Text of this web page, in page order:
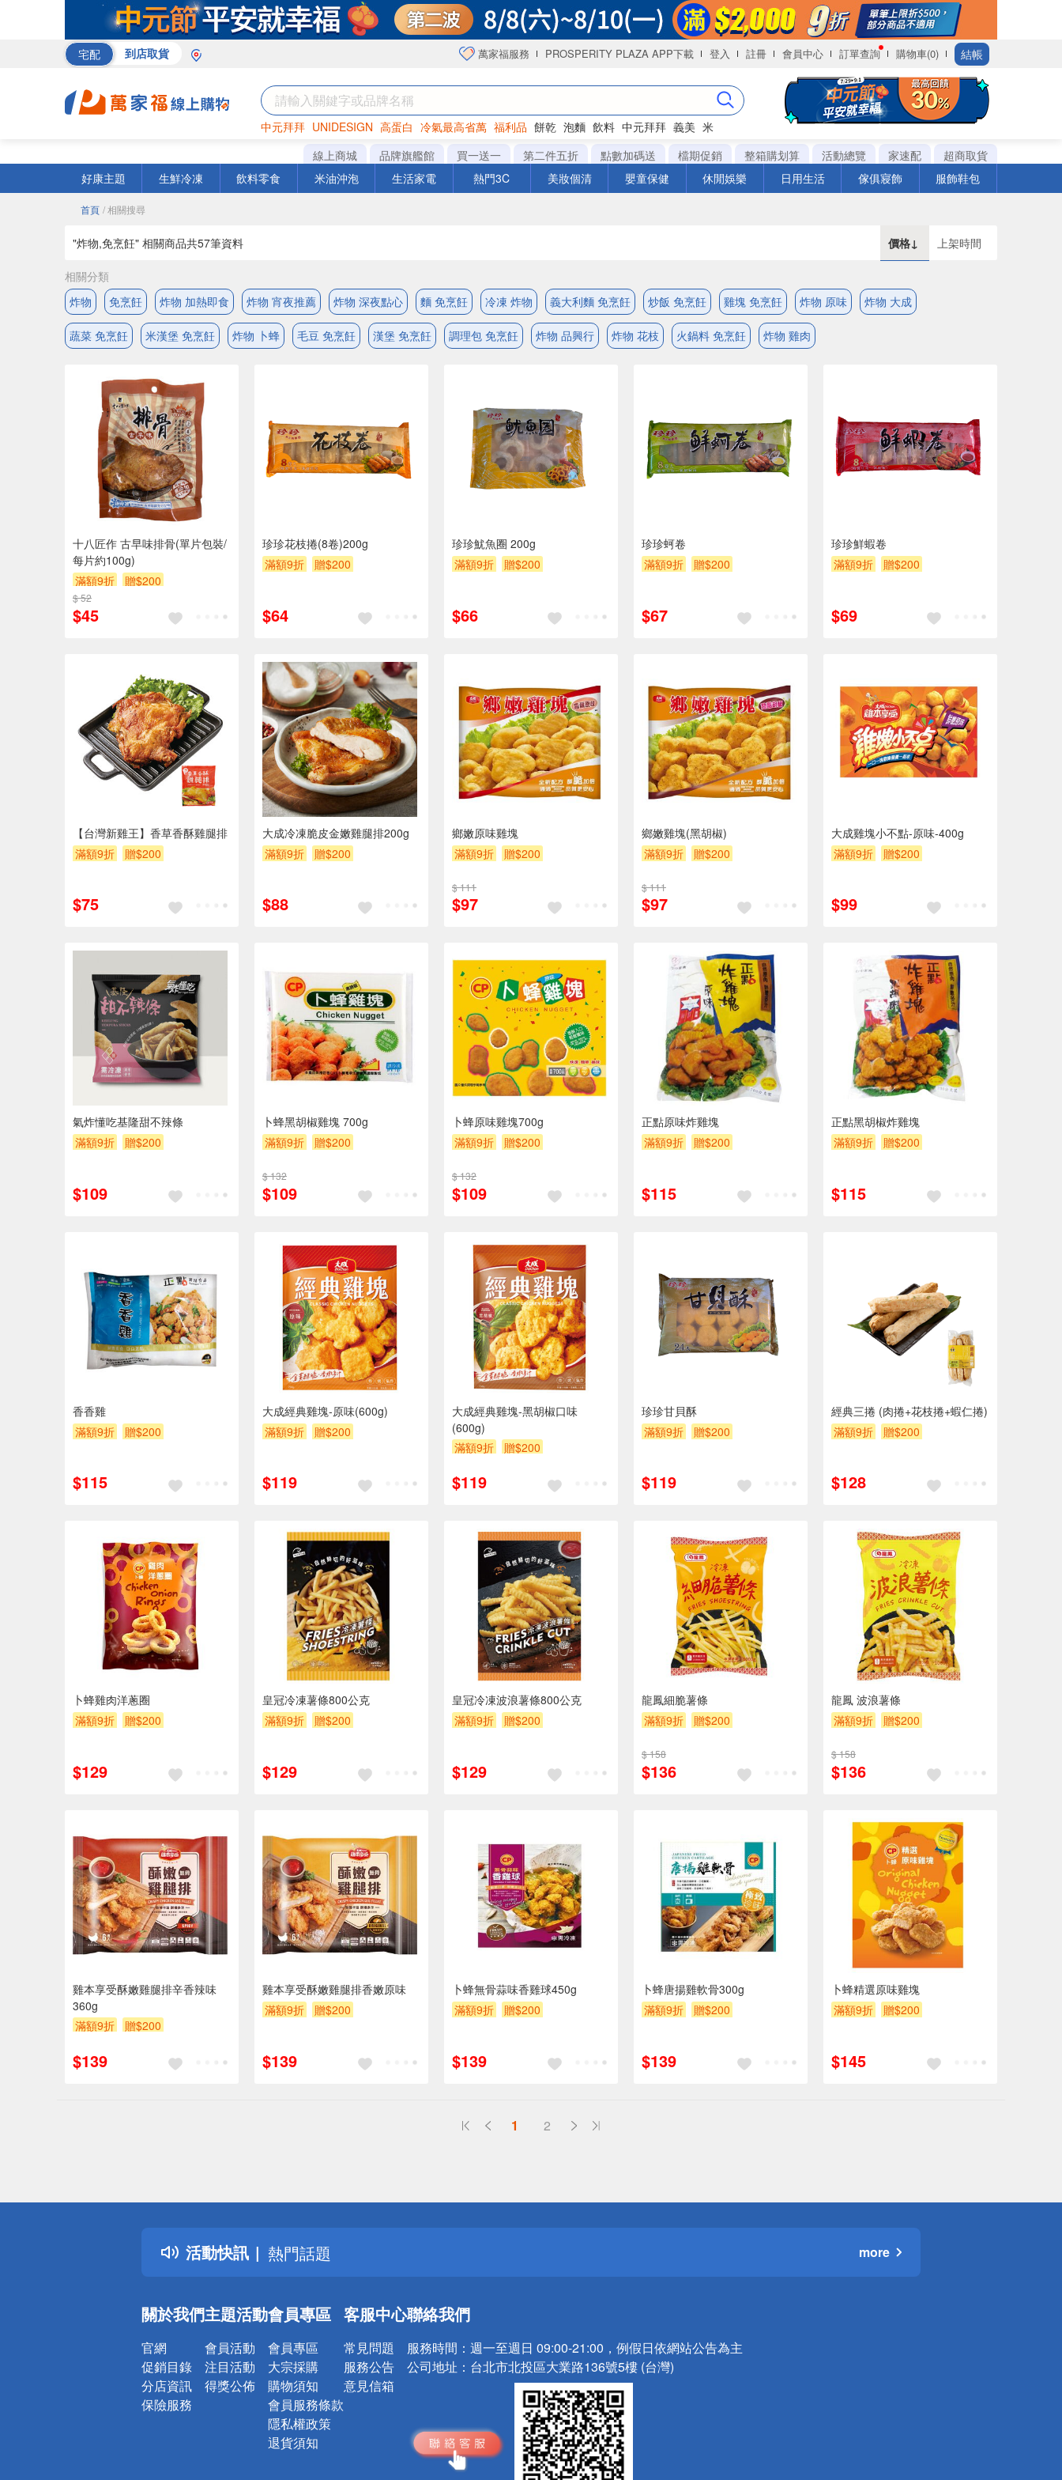
宅配 到店取貨 萬家福服務 PROSPERITY PLAZA APP下載 登入 註冊 會員中心 訂單查詢 購物車(0) 結帳
中元拜拜 UNIDESIGN 高蛋白 冷氣最高省萬 福利品 餅乾 泡麵 飲料 中元拜拜 義美 米
罐頭 咖啡 海苔
線上商城 品牌旗艦館 買一送一 第二件五折 點數加碼送 檔期促銷 整箱購划算 活動總覽 家速配
超商取貨
好康主題
生鮮冷凍 飲料零食 米油沖泡 生活家電 熱門3C 美妝個清 嬰童保健 休閒娛樂 日用生活 傢俱寢飾 服飾鞋包
首頁 / 相關搜尋
"炸物,免烹飪" 相關商品共57筆資料 價格↓ 上架時間
相關分類
炸物
免烹飪 炸物 加熱即食 炸物 宵夜推薦 炸物 深夜點心 麵 免烹飪 冷凍 炸物 義大利麵 免烹飪 炒飯 免烹飪 雞塊 免烹飪 炸物 原味 炸物 大成
蔬菜 免烹飪 米漢堡 免烹飪 炸物 卜蜂 毛豆 免烹飪 漢堡 免烹飪 調理包 免烹飪 炸物 品興行 炸物 花枝 火鍋料 免烹飪 炸物 雞肉
十八匠作 古早味排骨(單片包裝/
每片約100g)
滿額9折
贈$200
$ 52
$45
珍珍花枝捲(8卷)200g
滿額9折
贈$200
$64
珍珍魷魚圈 200g
滿額9折
贈$200
$66
珍珍蚵卷
滿額9折
贈$200
$67
珍珍鮮蝦卷
滿額9折
贈$200
$69
【台灣新雞王】香草香酥雞腿排
滿額9折
贈$200
$75
大成冷凍脆皮金嫩雞腿排200g
滿額9折
贈$200
$88
鄉嫩原味雞塊
滿額9折
贈$200
$ 111
$97
鄉嫩雞塊(黑胡椒)
滿額9折
贈$200
$ 111
$97
大成雞塊小不點-原味-400g
滿額9折
贈$200
$99
氣炸懂吃基隆甜不辣條
滿額9折
贈$200
$109
卜蜂黑胡椒雞塊 700g
滿額9折
贈$200
$ 132
$109
卜蜂原味雞塊700g
滿額9折
贈$200
$ 132
$109
正點原味炸雞塊
滿額9折
贈$200
$115
正點黑胡椒炸雞塊
滿額9折
贈$200
$115
香香雞
滿額9折
贈$200
$115
大成經典雞塊-原味(600g)
滿額9折
贈$200
$119
大成經典雞塊-黑胡椒口味
(600g)
滿額9折
贈$200
$119
珍珍甘貝酥
滿額9折
贈$200
$119
經典三捲 (肉捲+花枝捲+蝦仁捲)
滿額9折
贈$200
$128
卜蜂雞肉洋蔥圈
滿額9折
贈$200
$129
皇冠冷凍薯條800公克
滿額9折
贈$200
$129
皇冠冷凍波浪薯條800公克
滿額9折
贈$200
$129
龍鳳細脆薯條
滿額9折
贈$200
$ 158
$136
龍鳳 波浪薯條
滿額9折
贈$200
$ 158
$136
雞本享受酥嫩雞腿排辛香辣味
360g
滿額9折
贈$200
$139
雞本享受酥嫩雞腿排香嫩原味
滿額9折
贈$200
$139
卜蜂無骨蒜味香雞球450g
滿額9折
贈$200
$139
卜蜂唐揚雞軟骨300g
滿額9折
贈$200
$139
卜蜂精選原味雞塊
滿額9折
贈$200
$145
1 2
活動快訊
詐騙網頁！請小心！
得獎公告
熱門話題
銀行優惠
詐騙網頁！請小心！
more
關於我們
官網
促銷目錄
分店資訊
保險服務
主題活動
會員活動
注目活動
得獎公佈
會員專區
會員專區
大宗採購
購物須知
會員服務條款
隱私權政策
退貨須知
客服中心
常見問題
服務公告
意見信箱
聯絡我們
服務時間： 週一至週日 09:00-21:00，例假日依網站公告為主
公司地址： 台北市北投區大業路136號5樓 (台灣)